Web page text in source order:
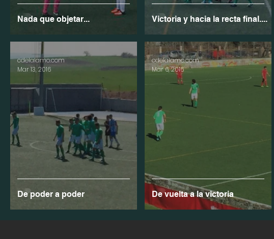
Nada que objetar... Victoria y hacia la recta final....
De poder a poder
cdelalamo.com
Mar 13, 2016
De vuelta a la victoria
cdelalamo.com
Mar 6, 2016